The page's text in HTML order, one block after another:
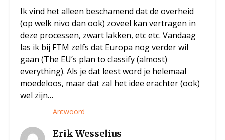
Ik vind het alleen beschamend dat de overheid
(op welk nivo dan ook) zoveel kan vertragen in
deze processen, zwart lakken, etc etc. Vandaag
las ik bij FTM zelfs dat Europa nog verder wil
gaan (The EU’s plan to classify (almost)
everything). Als je dat leest word je helemaal
moedeloos, maar dat zal het idee erachter (ook)
wel zijn…
Antwoord
Erik Wesselius